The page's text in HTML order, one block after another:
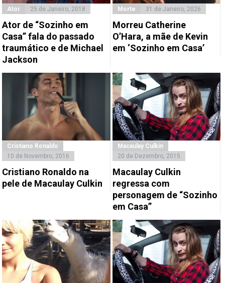
Ator 25 de Janeiro, 2018
Ator de “Sozinho em
Casa” fala do passado
traumático e de Michael
Jackson
Morte 31 de Janeiro, 2026
Morreu Catherine
O’Hara, a mãe de Kevin
em ‘Sozinho em Casa’
Cristiano Ronaldo
10 de Novembro, 2016
Cristiano Ronaldo na
pele de Macaulay Culkin
Macaulay Culkin
20 de Dezembro, 2015
Macaulay Culkin
regressa com
personagem de “Sozinho
em Casa”